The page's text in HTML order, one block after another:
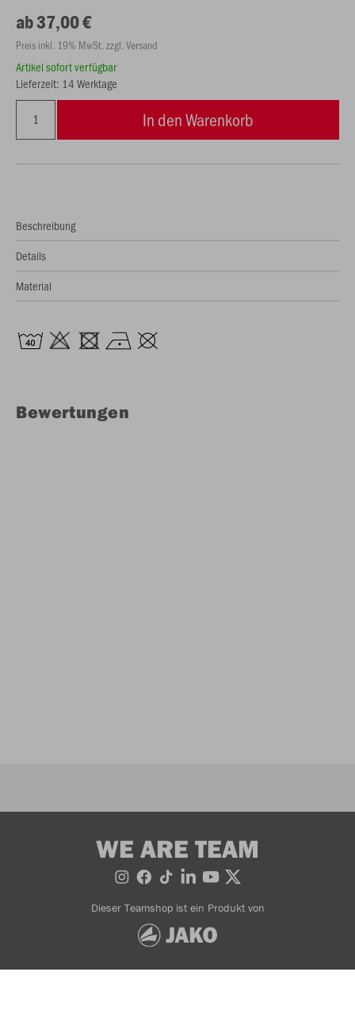
ab 37,00 €
Preis inkl. 19% MwSt. zzgl. Versand
Artikel sofort verfügbar
Lieferzeit: 14 Werktage
In den Warenkorb
Beschreibung
Details
Material
Bewertungen
WE ARE TEAM
Dieser Teamshop ist ein Produkt von